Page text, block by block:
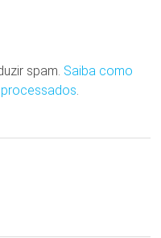
spam. Saiba como